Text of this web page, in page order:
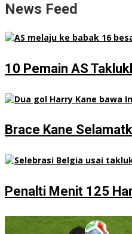
News Feed
10 Pemain AS
Brace Kane
Penalti Menit 125